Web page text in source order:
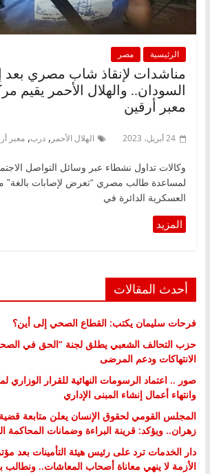
الرئيسية مصر
مناشدات لإنقاذ شاب مصري بعد
السودان.. والهلال الأحمر يقيم
معبر أرقين
24 أبريل، 2023 الهلال الأحمر , درب, معبر
وكالات تداول نشطاء عبر وسائل التواصل
لمساعدة طالب مصري “تعرض لإصابات بالغة”
العسكرية الدائرة في
أحدث المقالات
فرحات سليمان يكتب: القطاع الصحي إلى أين؟
حزب التحالف الشعبي يطلق لجنة “الحق في
الانتهاكات ودعم المرضى
صور .. اعتماد الرسومات النهائية للقرار الوزاري
وانتهاء أعمال إنشاء المبنى الإداري
المجلس القومي لحقوق الإنسان يعلن متابعة
زهران.. ويؤكد: قرينة البراءة وضمانات المحاكمة
دار الخدمات ترد على رئيس هيئة التأمينات بعد
الأزمة لا ينهي معاناة أصحاب المعاشات..